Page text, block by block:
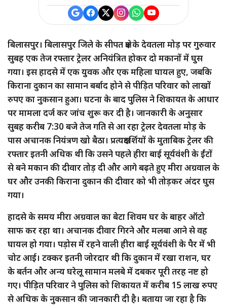
बिलासपुर। बिलासपुर जिले के सीपत क्षेत्र के देवतला मोड़ पर गुरुवार
सुबह एक तेज रफ्तार ट्रेलर अनियंत्रित होकर दो मकानों में घुस
गया। इस हादसे में एक युवक और एक महिला घायल हुए, जबकि
किराना दुकान का सामान बर्बाद होने से पीड़ित परिवार को लाखों
रुपए का नुकसान हुआ। घटना के बाद पुलिस ने शिकायत के आधार
पर मामला दर्ज कर जांच शुरू कर दी है। जानकारी के अनुसार
सुबह करीब 7:30 बजे तेज गति से आ रहा ट्रेलर देवतला मोड़ के
पास अचानक नियंत्रण खो बैठा। प्रत्यक्षदर्शियों के मुताबिक ट्रेलर की
रफ्तार इतनी अधिक थी कि उसने पहले हीरा बाई सूर्यवंशी के ईंटों
से बने मकान की दीवार तोड़ दी और आगे बढ़ते हुए मीरा अग्रवाल के
घर और उनकी किराना दुकान की दीवार को भी तोड़कर अंदर घुस
गया।
हादसे के समय मीरा अग्रवाल का बेटा शिवम घर के बाहर ऑटो
साफ कर रहा था। अचानक दीवार गिरने और मलबा आने से वह
घायल हो गया। पड़ोस में रहने वाली हीरा बाई सूर्यवंशी के पैर में भी
चोट आई। टक्कर इतनी जोरदार थी कि दुकान में रखा राशन, घर
के बर्तन और अन्य घरेलू सामान मलबे में दबकर पूरी तरह नष्ट हो
गए। पीड़ित परिवार ने पुलिस को शिकायत में करीब 15 लाख रुपए
से अधिक के नुकसान की जानकारी दी है। बताया जा रहा है कि